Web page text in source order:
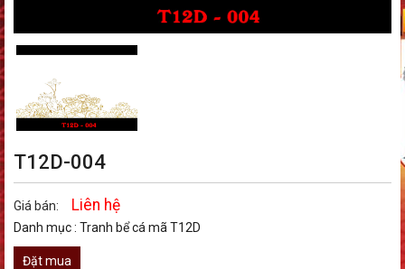
T12D-004
Giá bán: Liên hệ
Danh mục : Tranh bể cá mã T12D
Đặt mua